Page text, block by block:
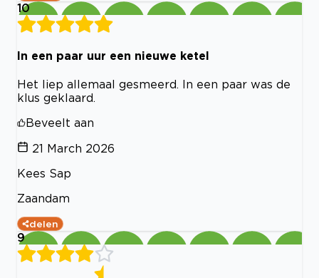
10
In een paar uur een nieuwe ketel
Het liep allemaal gesmeerd. In een paar was de
klus geklaard.
Beveelt aan
21 March 2026
Kees Sap
Zaandam
delen
9